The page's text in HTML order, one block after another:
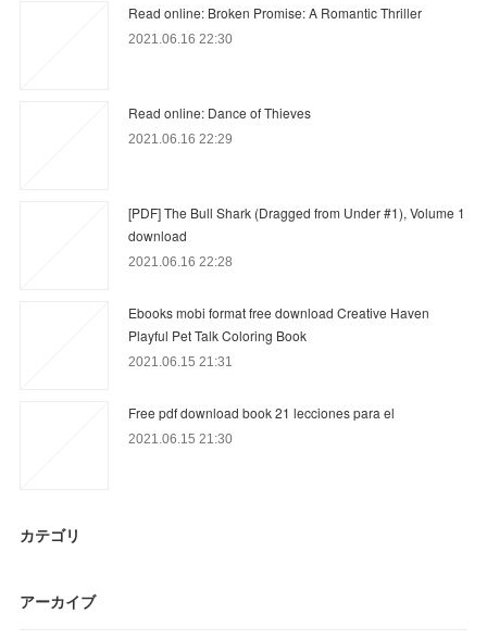
Read online: Broken Promise: A Romantic Thriller
2021.06.16 22:30
Read online: Dance of Thieves
2021.06.16 22:29
[PDF] The Bull Shark (Dragged from Under #1), Volume 1
download
2021.06.16 22:28
Ebooks mobi format free download Creative Haven
Playful Pet Talk Coloring Book
2021.06.15 21:31
Free pdf download book 21 lecciones para el
2021.06.15 21:30
カテゴリ
アーカイブ